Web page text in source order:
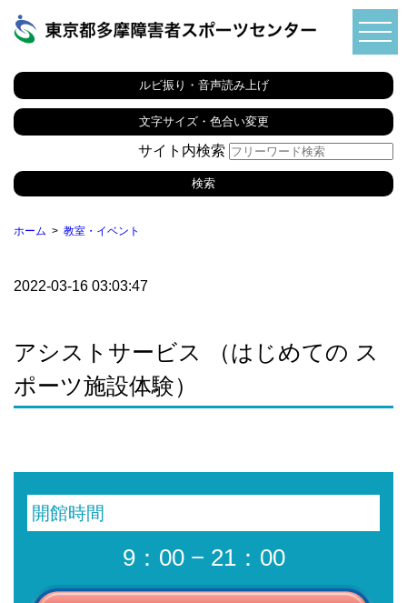
ルビ振り・音声読み上げ
文字サイズ・色合い変更
サイト内検索
ホーム 教室・イベント
2022-03-16 03:03:47
アシストサービス （はじめての ス
ポーツ施設体験）
開館時間
9：00 − 21：00